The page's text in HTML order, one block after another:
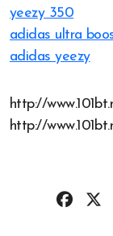
yeezy 350
adidas ultra
adidas yeezy
http://
http://